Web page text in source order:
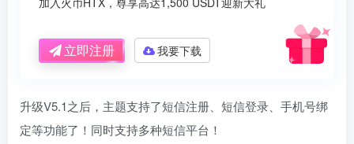
立即注册 我要下载
升级V5.1之后，主题支持了短信注册、短信登录、手机号绑
定等功能了！同时支持多种短信平台！